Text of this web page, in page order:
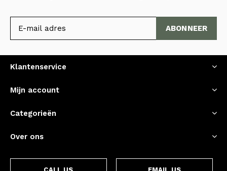
ABONNEER
Klantenservice
Mijn account
Categorieën
Over ons